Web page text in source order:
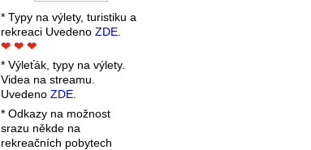
* Typy na výlety, turistiku a
rekreaci Uvedeno ZDE.
❤ ❤ ❤
* Výleťák, typy na výlety.
Videa na streamu.
Uvedeno ZDE.
* Odkazy na možnost
srazu někde na
rekreačních pobytech